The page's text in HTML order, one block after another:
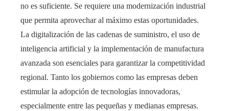
no es suficiente. Se requiere una modernización industrial
que permita aprovechar al máximo estas oportunidades.
La digitalización de las cadenas de suministro, el uso de
inteligencia artificial y la implementación de manufactura
avanzada son esenciales para garantizar la competitividad
regional. Tanto los gobiernos como las empresas deben
estimular la adopción de tecnologías innovadoras,
especialmente entre las pequeñas y medianas empresas.